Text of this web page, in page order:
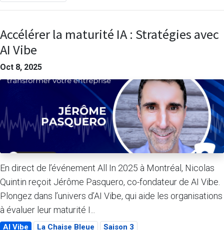
Accélérer la maturité IA : Stratégies avec
AI Vibe
Oct 8, 2025
En direct de l’événement All In 2025 à Montréal, Nicolas
Quintin reçoit Jérôme Pasquero, co-fondateur de AI Vibe.
Plongez dans l’univers d’AI Vibe, qui aide les organisations
à évaluer leur maturité I...
AI Vibe La Chaise Bleue Saison 3